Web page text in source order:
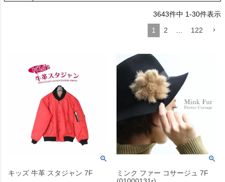
3643件中 1-30件表示
1
2 122
キッズ 牛革 スタジャン 7F
ミンク ファー コサージュ 7F